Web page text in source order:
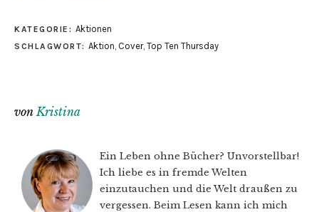
KATEGORIE: Aktionen
SCHLAGWORT: Aktion, Cover, Top Ten Thursday
vonKristina
Ein Leben ohne Bücher? Unvorstellbar!
Ich liebe es in fremde Welten
einzutauchen und die Welt draußen zu
vergessen. Beim Lesen kann ich mich